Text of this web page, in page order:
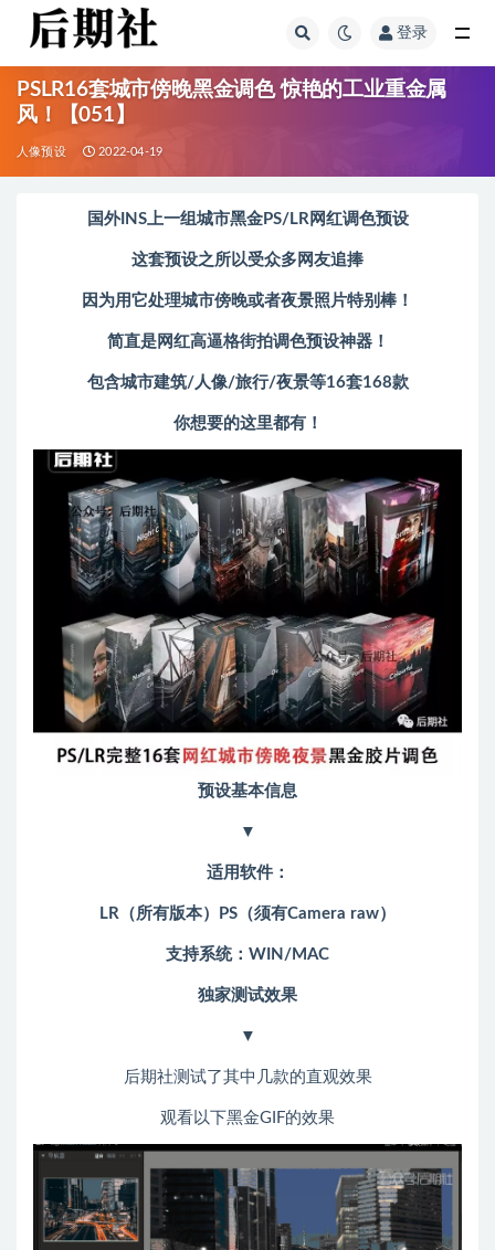
登录
PSLR16套城市傍晚黑金调色 惊艳的工业重金属
风！【051】
人像预设 2022-04-19
国外INS上一组城市黑金PS/LR网红调色预设
这套预设之所以受众多网友追捧
因为用它处理城市傍晚或者夜景照片特别棒！
简直是网红高逼格街拍调色预设神器！
包含城市建筑/人像/旅行/夜景等16套168款
你想要的这里都有！
预设基本信息
▼
适用软件：
LR（所有版本）PS（须有Camera raw）
支持系统：WIN/MAC
独家测试效果
▼
后期社测试了其中几款的直观效果
观看以下黑金GIF的效果